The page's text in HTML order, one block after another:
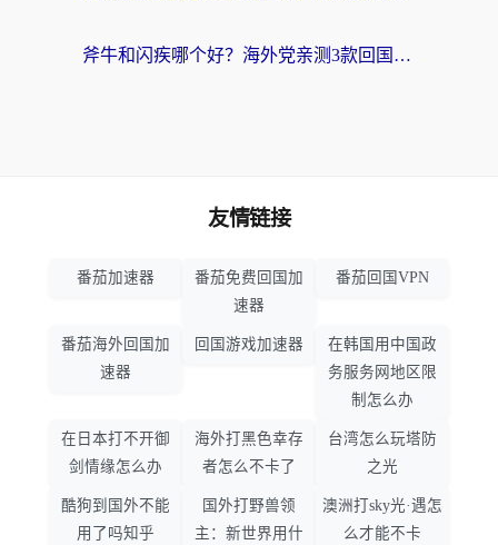
斧牛和闪疾哪个好？海外党亲测3款回国加速器，教你选到不踩坑的那一款
友情链接
番茄加速器
番茄免费回国加
速器
番茄回国VPN
番茄海外回国加
速器
回国游戏加速器
在韩国用中国政
务服务网地区限
制怎么办
在日本打不开御
剑情缘怎么办
海外打黑色幸存
者怎么不卡了
台湾怎么玩塔防
之光
酷狗到国外不能
用了吗知乎
国外打野兽领
主：新世界用什
澳洲打sky光·遇怎
么才能不卡